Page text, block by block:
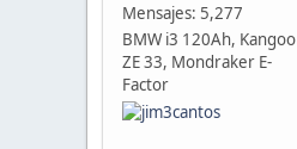
Mensajes: 5,277
BMW i3 120Ah, Kangoo
ZE 33, Mondraker E-
Factor